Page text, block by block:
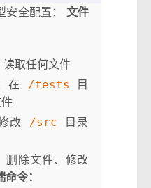
全配置： 文件
取任何文件
在
/tests
目
改
/src
目录
删除文件、修改
令：